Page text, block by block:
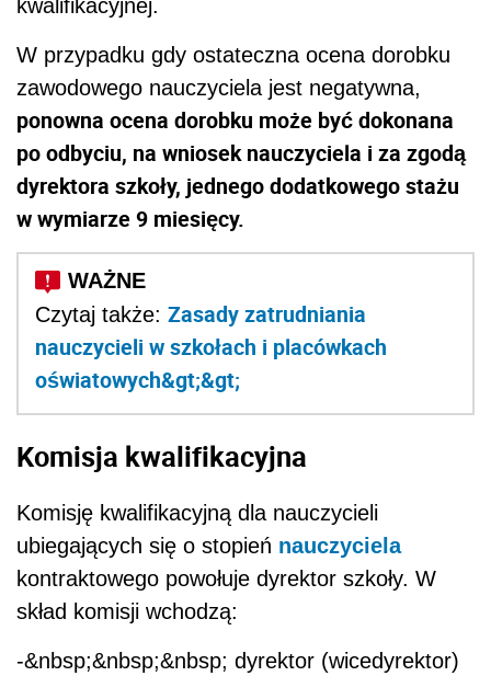
kwalifikacyjnej.
W przypadku gdy ostateczna ocena dorobku
zawodowego nauczyciela jest negatywna,
ponowna ocena dorobku może być dokonana
po odbyciu, na wniosek nauczyciela i za zgodą
dyrektora szkoły, jednego dodatkowego stażu
w wymiarze 9 miesięcy.
Czytaj także: Zasady zatrudniania
nauczycieli w szkołach i placówkach
oświatowych&gt;&gt;
Komisja kwalifikacyjna
Komisję kwalifikacyjną dla nauczycieli
ubiegających się o stopień nauczyciela
kontraktowego powołuje dyrektor szkoły. W
skład komisji wchodzą:
-&nbsp;&nbsp;&nbsp; dyrektor (wicedyrektor)